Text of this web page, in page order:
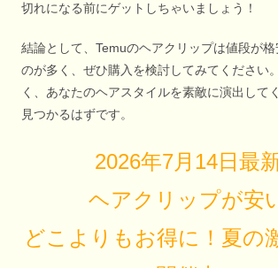
切れになる前にゲットしちゃいましょう！
結論として、Temuのヘアクリップは値段が
のが多く、ぜひ購入を検討してみてください
く、あなたのヘアスタイルを素敵に演出して
見つかるはずです。
2026年7月14日最
ヘアクリップが安
どこよりもお得に！夏の